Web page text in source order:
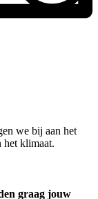
we bij aan het
het klimaat.
graag jouw